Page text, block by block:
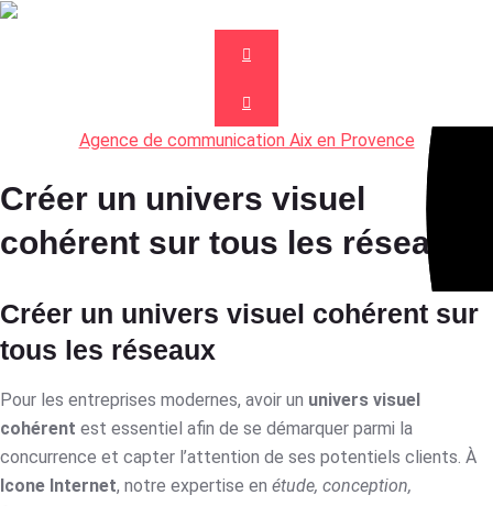
Agence de communication Aix en Provence
Créer un univers visuel
cohérent sur tous les réseaux
Créer un univers visuel cohérent sur
tous les réseaux
Pour les entreprises modernes, avoir un univers visuel
cohérent est essentiel afin de se démarquer parmi la
concurrence et capter l’attention de ses potentiels clients. À
Icone Internet, notre expertise en étude, conception,